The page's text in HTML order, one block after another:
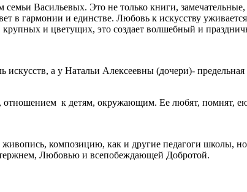
Васильевых. Это не только книги,
в гармонии и единстве. Любовь к искусству
и цветущих, это создает волшебный и
а у Натальи Алексеевны (дочери)-
отношением к детям, окружающим. Ее любят, помнят,
композицию, как и другие педагоги школы,
Любовью и всепобеждающей Добротой.